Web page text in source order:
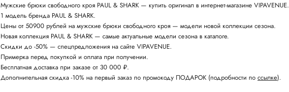
Мужские брюки свободного кроя PAUL & SHARK — купить оригинал в интернет-магазине VIPAVENUE.
1 модель бренда PAUL & SHARK.
Цены от 50900 рублей на мужские брюки свободного кроя — модели новой коллекции сезона.
Новая коллекция PAUL & SHARK — самые актуальные модели сезона в каталоге.
Скидки до -50% — спецпредложения на сайте VIPAVENUE.
Примерка перед покупкой и оплата при получении.
Бесплатная доставка при заказе от 30 000 ₽.
Дополнительная скидка -10% на первый заказ по промокоду ПОДАРОК (подробности по ссылке).